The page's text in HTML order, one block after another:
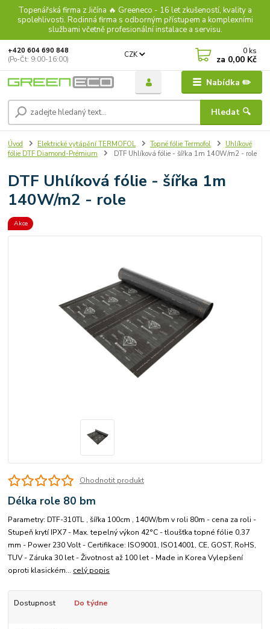
Topenářská firma z Jičína 🔥 Greeneco - 16 let zkušeností, kvality a
spolehlivosti. Rodinná firma s odborným přístupem a komplexními
službami včetně profesionální instalace a servisu.
Nabídka ✏️
CZK
Hledat 🔍
+420 604 690 848
(Po-Čt: 9:00-16:00)
0 ks
za 0,00 Kč
Úvod Elektrické vytápění TERMOFOL Topné fólie Termofol
Uhlíkové
fólie DTF Diamond-Prémium
DTF Uhlíková fólie - šířka 1m 140W/m2 - role
DTF Uhlíková fólie - šířka 1m
140W/m2 - role
Akce
Ohodnotit produkt
Délka role 80 bm
Parametry: DTF-310TL , šířka 100cm , 140W/bm v roli 80m - cena za roli -
Stupeň krytí IPX7 - Max. tepelný výkon 42°C - tloušťka topné fólie 0,37
mm - Power 230 Volt - Certifikace: ISO9001, ISO14001, CE, GOST, RoHS,
TUV - Záruka 30 let - Životnost až 100 let - Made in Korea Vylepšení
oproti klasickém... celý popis
Dostupnost Do týdne